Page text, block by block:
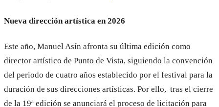
Nueva dirección artística en 2026
Este año, Manuel Asín afronta su última edición como
director artístico de Punto de Vista, siguiendo la convención
del periodo de cuatro años establecido por el festival para la
duración de sus direcciones artísticas. Por ello, tras el cierre
de la 19ª edición se anunciará el proceso de licitación para